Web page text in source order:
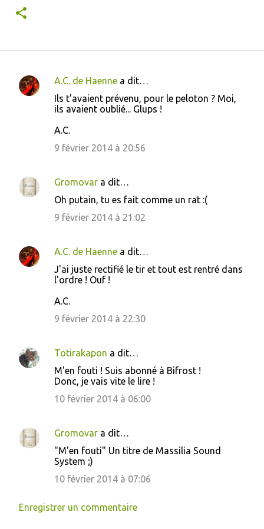
C
t
e
A.C. de Haenne a dit…
Ils t'avaient prévenu, pour le peloton ? Moi,
ils avaient oublié... Glups !
A.C.
9 février 2014 à 20:56
Gromovar a dit…
Oh putain, tu es fait comme un rat :(
9 février 2014 à 21:02
A.C. de Haenne a dit…
J'ai juste rectifié le tir et tout est rentré dans
l'ordre ! Ouf !
A.C.
9 février 2014 à 22:30
Totirakapon a dit…
M'en fouti ! Suis abonné à Bifrost !
Donc, je vais vite le lire !
10 février 2014 à 06:00
Gromovar a dit…
"M'en fouti" Un titre de Massilia Sound
System ;)
10 février 2014 à 07:06
Enregistrer un commentaire